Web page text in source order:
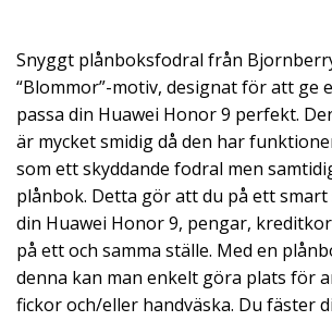
Snyggt plånboksfodral från
“Blommor”-motiv, designat för att ge
passa din Huawei Honor 9 perfekt.
är mycket smidig då den har
som ett skyddande fodral men
plånbok. Detta gör att du på ett
din Huawei Honor 9, pengar,
på ett och samma ställe. Med en
denna kan man enkelt göra plats för
fickor och/eller handväska. Du fäster